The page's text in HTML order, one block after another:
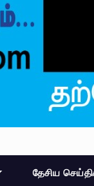
தேசிய